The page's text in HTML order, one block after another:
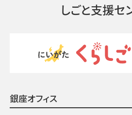
しごと支援セ
銀座オフィス